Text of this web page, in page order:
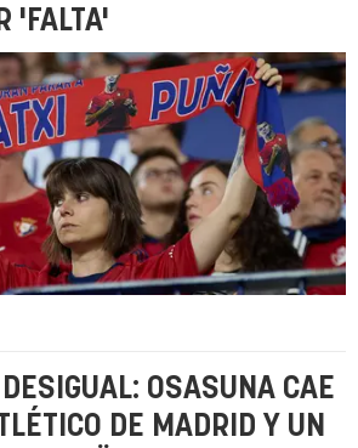
'FALTA'
OSASUNA CAE
DE MADRID Y UN